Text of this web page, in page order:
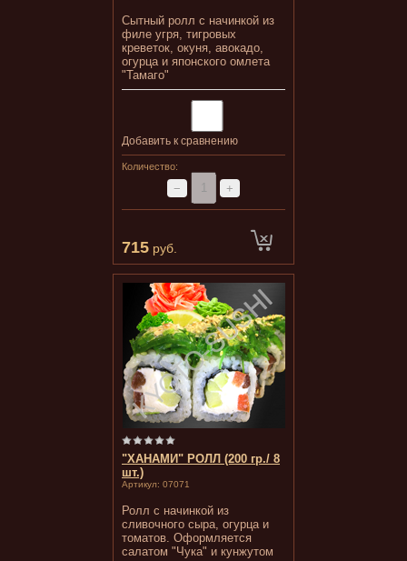
Сытный ролл с начинкой из
филе угря, тигровых
креветок, окуня, авокадо,
огурца и японского омлета
"Тамаго"
Добавить к сравнению
Количество:
− +
715 руб.
"ХАНАМИ" РОЛЛ (200 гр./ 8
шт.)
Артикул: 07071
Ролл с начинкой из
сливочного сыра, огурца и
томатов. Оформляется
салатом "Чука" и кунжутом